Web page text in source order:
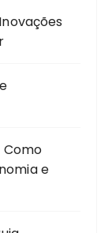
e